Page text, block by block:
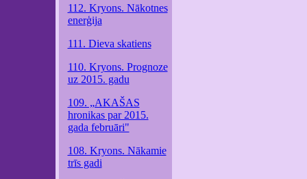
112. Kryons. Nākotnes
enerģija
111. Dieva skatiens
110. Kryons. Prognoze
uz 2015. gadu
109. „AKAŠAS
hronikas par 2015.
gada februāri"
108. Kryons. Nākamie
trīs gadi